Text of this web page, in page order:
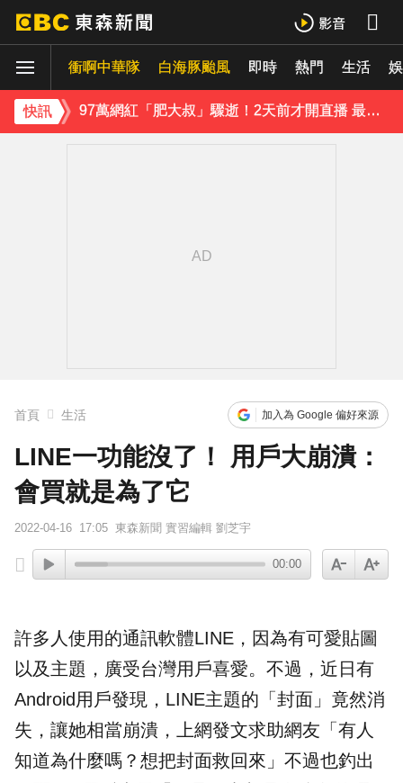
衝啊中華隊 白海豚颱風 即時 熱門 生活
快訊
97萬網紅「肥大叔」驟逝！2天前才開直播 最後身影曝光粉鼻酸
金牌員工轉投李多慧！剪輯師突暴紅狂接20業配 Joeman 認：我也會想離職
首頁 生活 加入為 Google 偏好來源
LINE一功能沒了！ 用戶大崩潰：
會買就是為了它
2022-04-16 17:05 東森新聞 實習編輯 劉芝宇
00:00
許多人使用的通訊軟體LINE ，因為有可愛貼圖
以及主題，廣受台灣用戶喜愛。不過，近日有
Android 用戶發現，LINE主題的「封面」竟然消
失，讓她相當崩潰，上網發文求助網友「有人
知道為什麼嗎？想把封面救回來」不過也釣出